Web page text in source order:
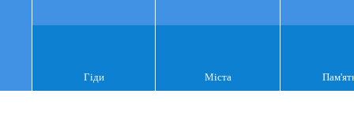
Гіди Міста